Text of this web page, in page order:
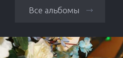
Все альбомы